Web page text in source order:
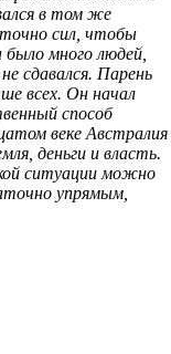
в том же
сил, чтобы
было много людей,
сдавался. Парень
всех. Он начал
способ
веке Австралия
деньги и власть.
ситуации можно
упрямым,